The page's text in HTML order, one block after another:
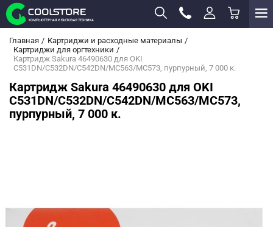
Главная
Картриджи и расходные материалы
Картриджи для оргтехники
Картридж Sakura 46490630 для OKI
C531DN/C532DN/C542DN/MC563/MC573, пурпурный, 7 000 к.
Картридж Sakura 46490630 для OKI
C531DN/C532DN/C542DN/MC563/MC573,
пурпурный, 7 000 к.